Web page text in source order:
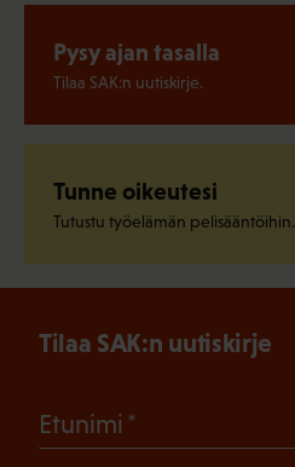
Pysy ajan tasalla
Tilaa SAK:n uutiskirje.
Tunne oikeutesi
Tutustu työelämän pelisääntöihin.
Tilaa SAK:n uutiskirje
Etunimi